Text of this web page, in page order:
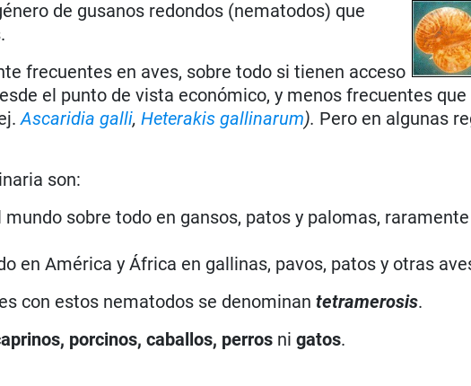
de gusanos redondos (nematodos) que
frecuentes en aves, sobre todo si tienen acceso
el punto de vista económico, y menos frecuentes
Ascaridia galli,Heterakis gallinarum). Pero en algunas
son:
mundo sobre todo en gansos, patos y palomas,
en América y África en gallinas, pavos, patos y otras
con estos nematodos se denominantetramerosis.
porcinos, caballos, perros nigatos.